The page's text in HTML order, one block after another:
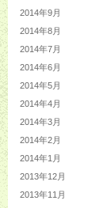
2014年9月
2014年8月
2014年7月
2014年6月
2014年5月
2014年4月
2014年3月
2014年2月
2014年1月
2013年12月
2013年11月